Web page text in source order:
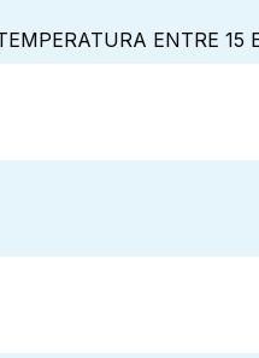
ENTRE 15